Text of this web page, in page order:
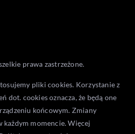
prawa zastrzeżone.
pliki cookies. Korzystanie z
dot. cookies oznacza, że będą one
końcowym. Zmiany
każdym momencie. Więcej